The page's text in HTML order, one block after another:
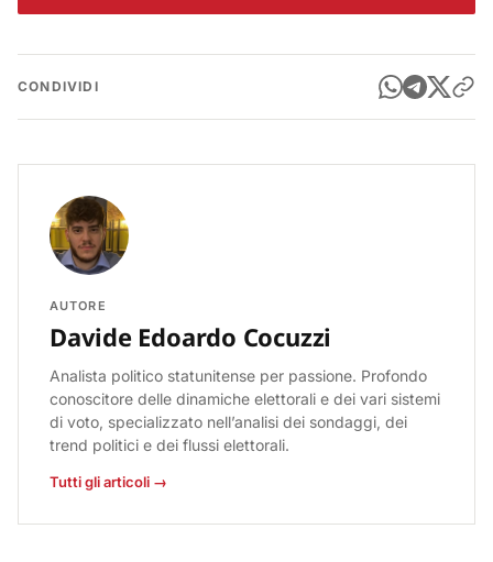
CONDIVIDI
AUTORE
Davide Edoardo Cocuzzi
Analista politico statunitense per passione. Profondo
conoscitore delle dinamiche elettorali e dei vari sistemi
di voto, specializzato nell’analisi dei sondaggi, dei
trend politici e dei flussi elettorali.
Tutti gli articoli →